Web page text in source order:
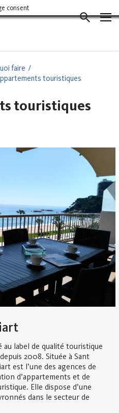
faire
touristiques
touristiques
au label de qualité touristique
2008. Située à Sant
est l’une des agences de
d’appartements et de
Elle dispose d’une
dans le secteur de
consent